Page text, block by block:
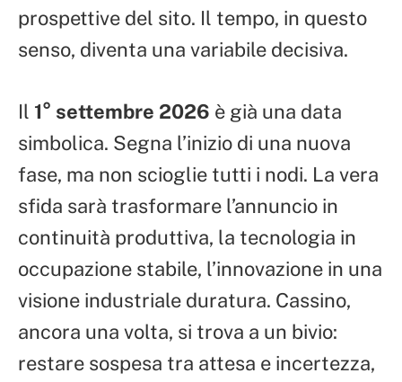
prospettive del sito. Il tempo, in questo
senso, diventa una variabile decisiva.
Il 1° settembre 2026 è già una data
simbolica. Segna l’inizio di una nuova
fase, ma non scioglie tutti i nodi. La vera
sfida sarà trasformare l’annuncio in
continuità produttiva, la tecnologia in
occupazione stabile, l’innovazione in una
visione industriale duratura. Cassino,
ancora una volta, si trova a un bivio:
restare sospesa tra attesa e incertezza,